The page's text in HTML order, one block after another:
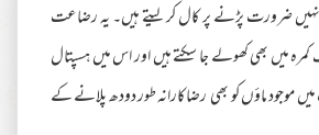
انہیں ضرورت پڑنے پر کال کر لیتے ہیں۔ یہ رضاعت
کمرہ میں بھی کھولے جا سکتے ہیں اور اس میں ہسپتال
موجود ماؤں کو بھی رضاکارانہ طور دودھ پلانے کے